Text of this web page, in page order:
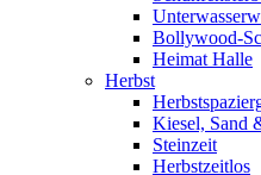
Bollywood-
Heimat Halle
Herbst
Kiesel, Sand
Steinzeit
Herbstzeitlos